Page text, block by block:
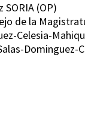
SORIA (OP)
de la
Celesia-